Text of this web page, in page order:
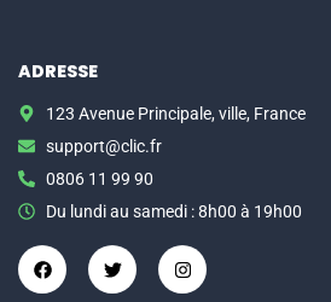
ADRESSE
123 Avenue Principale, ville, France
support@clic.fr
0806 11 99 90
Du lundi au samedi : 8h00 à 19h00